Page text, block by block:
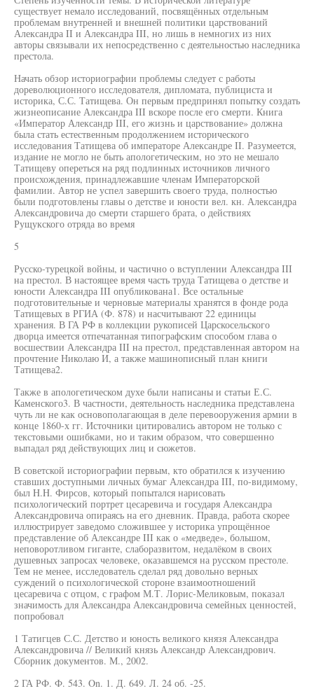
существует немало исследований, посвящённых отдельным
проблемам внутренней и внешней политики царствований
Александра II и Александра III, но лишь в немногих из них
авторы связывали их непосредственно с деятельностью наследника
престола.
Начать обзор историографии проблемы следует с работы
дореволюционного исследователя, дипломата, публициста и
историка, С.С. Татищева. Он первым предпринял попытку создать
жизнеописание Александра III вскоре после его смерти. Книга
«Император Александр III, его жизнь и царствование» должна
была стать естественным продолжением исторического
исследования Татищева об императоре Александре II. Разумеется,
издание не могло не быть апологетическим, но это не мешало
Татищеву опереться на ряд подлинных источников личного
происхождения, принадлежавшие членам Императорской
фамилии. Автор не успел завершить своего труда, полностью
были подготовлены главы о детстве и юности вел. кн. Александра
Александровича до смерти старшего брата, о действиях
Рущукского отряда во время
5
Русско-турецкой войны, и частично о вступлении Александра III
на престол. В настоящее время часть труда Татищева о детстве и
юности Александра III опубликована1. Все остальные
подготовительные и черновые материалы хранятся в фонде рода
Татищевых в РГИА (Ф. 878) и насчитывают 22 единицы
хранения. В ГА РФ в коллекции рукописей Царскосельского
дворца имеется отпечатанная типографским способом глава о
восшествии Александра III на престол, представленная автором на
прочтение Николаю И, а также машинописный план книги
Татищева2.
Также в апологетическом духе были написаны и статьи Е.С.
Каменского3. В частности, деятельность наследника представлена
чуть ли не как основополагающая в деле перевооружения армии в
конце 1860-х гг. Источники цитировались автором не только с
текстовыми ошибками, но и таким образом, что совершенно
выпадал ряд действующих лиц и сюжетов.
В советской историографии первым, кто обратился к изучению
ставших доступными личных бумаг Александра III, по-видимому,
был H.H. Фирсов, который попытался нарисовать
психологический портрет цесаревича и государя Александра
Александровича опираясь на его дневник. Правда, работа скорее
иллюстрирует заведомо сложившее у историка упрощённое
представление об Александре III как о «медведе», большом,
неповоротливом гиганте, слаборазвитом, недалёком в своих
душевных запросах человеке, оказавшемся на русском престоле.
Тем не менее, исследователь сделал ряд довольно верных
суждений о психологической стороне взаимоотношений
цесаревича с отцом, с графом М.Т. Лорис-Меликовым, показал
значимость для Александра Александровича семейных ценностей,
попробовал
1 Татигцев С.С. Детство и юность великого князя Александра
Александровича // Великий князь Александр Александрович.
Сборник документов. М., 2002.
2 ГА РФ. Ф. 543. On. 1. Д. 649. Л. 24 об. -25.